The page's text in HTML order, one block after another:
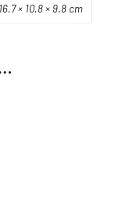
16.7 × 10.8 × 9.8 cm